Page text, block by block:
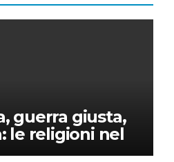
guerra giusta,
le religioni nel
mondiale